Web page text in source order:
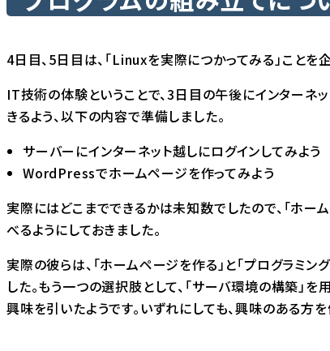
4日目、5日目は、「Linuxを実際につかってみる」ことを
IT技術の体験ということで、3日目の午後にインターネ
きるよう、以下の内容で準備しました。
サーバーにインターネット越しにログインしてみよう
WordPressでホームページを作ってみよう
実際にはどこまでできるかは未知数でしたので、「ホー
べるようにしておきました。
実際の彼らは、「ホームページを作る」と「プログラミン
した。もう一つの選択肢として、「サーバ環境の構築」
興味を引いたようです。いずれにしても、興味のある方